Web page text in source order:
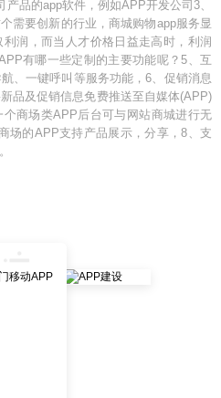
品的app软件，例如APP开发公司3、
需要创新的行业，商城购物app服务显
润，而当人才价格日益走高时，利润
有哪一些定制的主要功能呢？5、互
、一键呼叫等服务功能，6、促销消息
品及促销信息免费推送至自媒体(APP)
商场类APP后台可与网站商城进行无
场的APP支持产品展示，分享，8、支